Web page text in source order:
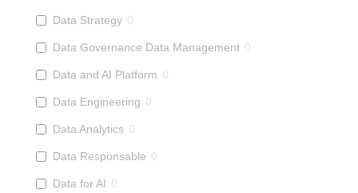
Data Strategy 0
Data Governance Data Management 0
Data and AI Platform 0
Data Engineering 0
Data Analytics 0
Data Responsable 0
Data for AI 0